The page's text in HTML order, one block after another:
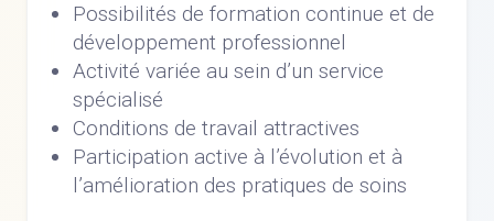
Possibilités de formation continue et de
développement professionnel
Activité variée au sein d’un service
spécialisé
Conditions de travail attractives
Participation active à l’évolution et à
l’amélioration des pratiques de soins